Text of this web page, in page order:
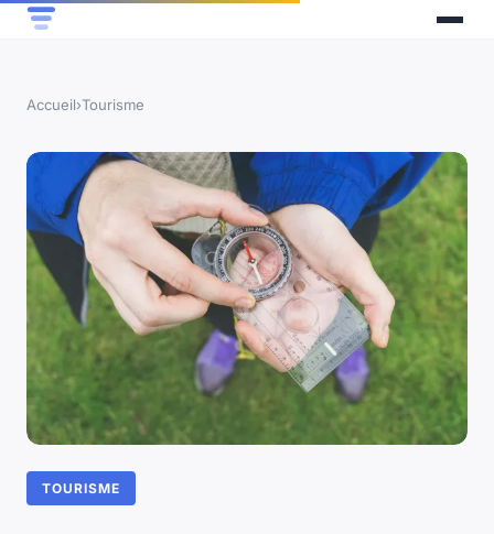
Accueil›Tourisme
TOURISME